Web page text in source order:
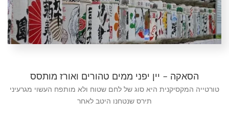
הסאקה – יין יפני ממים טהורים ואורז מותסס
טורטייה המקסיקנית היא סוג של לחם שטוח ולא מותפח העשוי מגרעיני
תירס שנטחנו היטב לאחר